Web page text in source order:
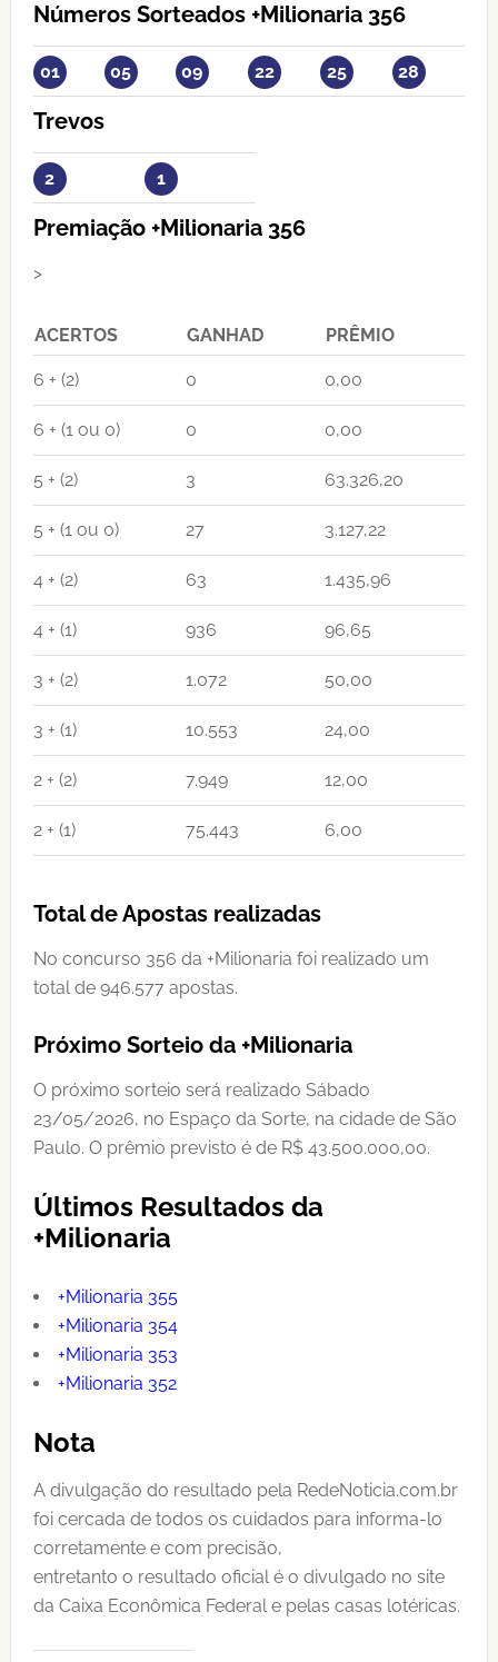
Números Sorteados +Milionaria 356
01 05 09 22 25 28
Trevos
2 1
Premiação +Milionaria 356
>
ACERTOS GANHAD PRÊMIO
6 + (2) 0 0,00
6 + (1 ou 0) 0 0,00
5 + (2) 3 63.326,20
5 + (1 ou 0) 27 3.127,22
4 + (2) 63 1.435,96
4 + (1) 936 96,65
3 + (2) 1.072 50,00
3 + (1) 10.553 24,00
2 + (2) 7.949 12,00
2 + (1) 75.443 6,00
Total de Apostas realizadas
No concurso 356 da +Milionaria foi realizado um
total de 946.577 apostas.
Próximo Sorteio da +Milionaria
O próximo sorteio será realizado Sábado
23/05/2026, no Espaço da Sorte, na cidade de São
Paulo. O prêmio previsto é de R$ 43.500.000,00.
Últimos Resultados da
+Milionaria
+Milionaria 355
+Milionaria 354
+Milionaria 353
+Milionaria 352
Nota
A divulgação do resultado pela RedeNoticia.com.br
foi cercada de todos os cuidados para informa-lo
corretamente e com precisão,
entretanto o resultado oficial é o divulgado no site
da Caixa Econômica Federal e pelas casas lotéricas.